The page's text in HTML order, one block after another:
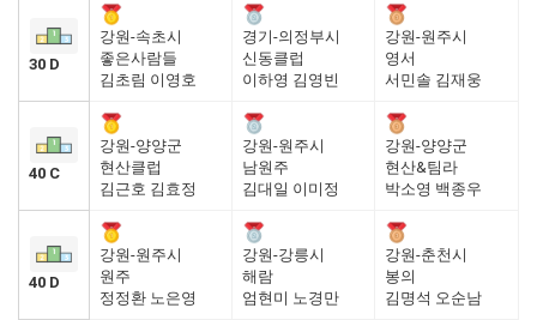
30 D
강원-속초시
좋은사람들
김초림 이영호
경기-의정부시
신동클럽
이하영 김영빈
강원-원주시
영서
서민솔 김재웅
40 C
강원-양양군
현산클럽
김근호 김효정
강원-원주시
남원주
김대일 이미정
강원-양양군
현산&팀라
박소영 백종우
40 D
강원-원주시
원주
정정환 노은영
강원-강릉시
해람
엄현미 노경만
강원-춘천시
봉의
김명석 오순남